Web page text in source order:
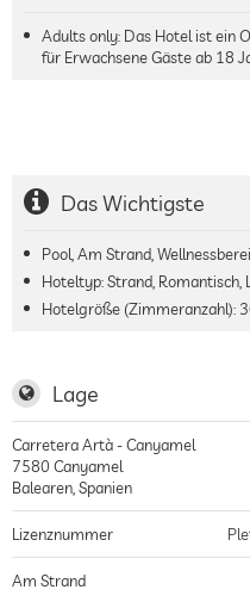
Adults only: Das Hotel ist ein
für Erwachsene Gäste ab 18
Das Wichtigste
Pool, Am Strand,
Hoteltyp: Strand, Romantisch,
Hotelgröße (Zimmeranzahl):
Lage
Carretera Artà - Canyamel
7580 Canyamel
Balearen Spanien
Lizenznummer
Am Strand